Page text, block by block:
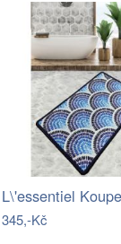
345,-Kč